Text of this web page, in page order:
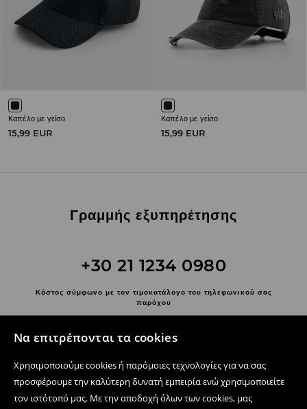
Να επιτρέπονται τα cookies
Χρησιμοποιούμε cookies ή παρόμοιες τεχνολογίες για να σας
προσφέρουμε την καλύτερη δυνατή εμπειρία ενώ χρησιμοποιείτε
τον ιστότοπό μας. Με την αποδοχή όλων των cookies, μας
Καπέλο με γείσο
15,99 EUR
Καπέλο με γείσο
15,99 EUR
Γραμμής εξυπηρέτησης
+30 21 1234 0980
Κόστος σύμφωνο με τον τιμοκατάλογο του τηλεφωνικού σας
παρόχου
Ακολουθήστε μας